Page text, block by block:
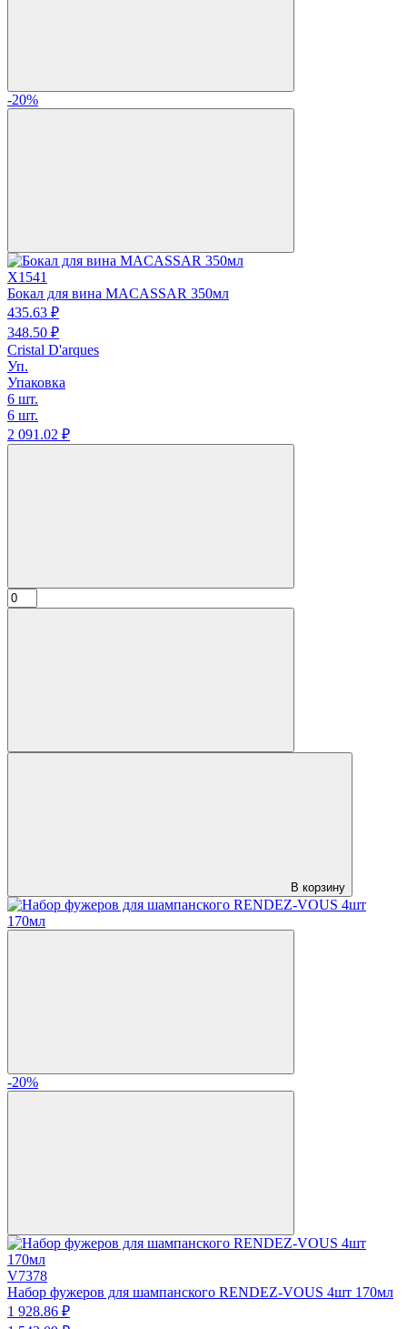
-20%
X1541
Бокал для вина MACASSAR 350мл
435.63 ₽
348.50 ₽
Cristal D'arques
Уп.
Упаковка
6 шт.
6 шт.
2 091.02 ₽
В корзину
-20%
V7378
Набор фужеров для шампанского RENDEZ-VOUS 4шт 170мл
1 928.86 ₽